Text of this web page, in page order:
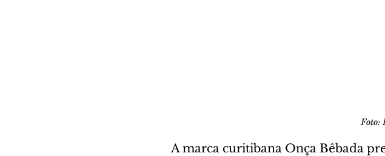
Foto:
A marca curitibana Onça Bêbada